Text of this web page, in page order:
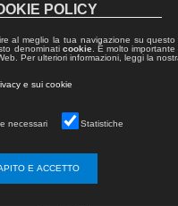
con noi
POLICY
al meglio la tua navigazione su
denominati cookie. È molto
Per ulteriori informazioni, leggi la
e sui cookie
necessari Statistiche
E ACCETTO